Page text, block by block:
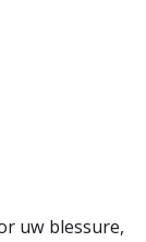
uw blessure,